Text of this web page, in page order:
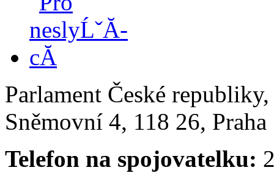
Parlament České
Sněmovní 4, 118 26,
Telefon na spojovatelku: